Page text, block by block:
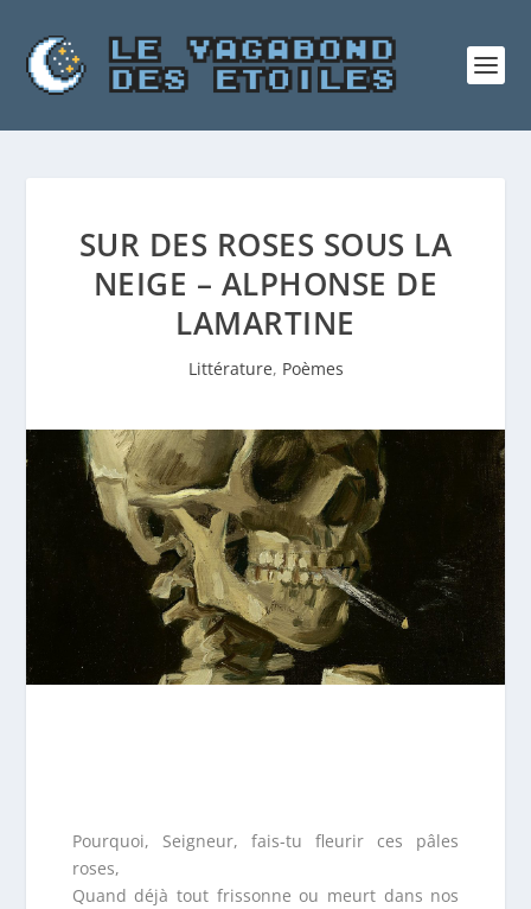
SUR DES ROSES SOUS LA
NEIGE – ALPHONSE DE
LAMARTINE
Littérature, Poèmes
Pourquoi, Seigneur, fais-tu fleurir ces pâles
roses,
Quand déjà tout frissonne ou meurt dans nos